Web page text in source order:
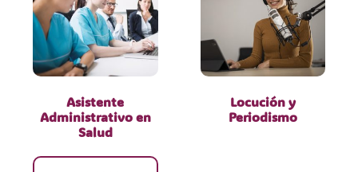
Asistente
Administrativo en
Salud
Locución y
Periodismo